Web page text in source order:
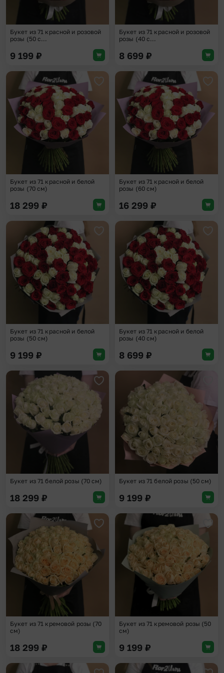
Букет из 71 красной и розовой
розы (50 с...
9 199 ₽
Букет из 71 красной и розовой
розы (40 с...
8 699 ₽
Добавить в избранное
Букет из 71 красной и белой
розы (70 см)
18 299 ₽
Букет из 71 красной и белой
розы (60 см)
16 299 ₽
Добавить в избранное
Букет из 71 красной и белой
розы (50 см)
9 199 ₽
Букет из 71 красной и белой
розы (40 см)
8 699 ₽
Добавить в избранное
Букет из 71 белой розы (70 см)
18 299 ₽
Букет из 71 белой розы (50 см)
9 199 ₽
Добавить в избранное
Букет из 71 кремовой розы (70
см)
18 299 ₽
Букет из 71 кремовой розы (50
см)
9 199 ₽